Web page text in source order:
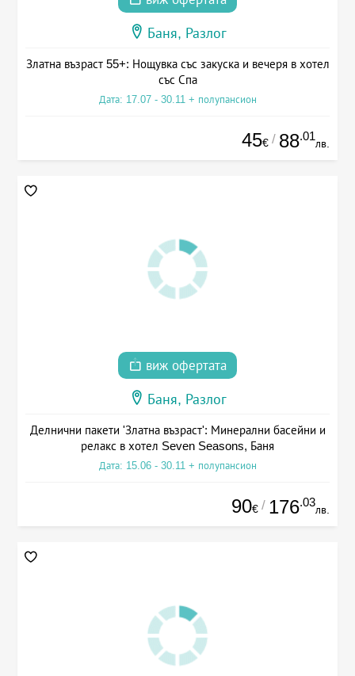
Баня, Разлог
Златна възраст 55+: Нощувка със закуска и вечеря в хотел
със Спа
Дата: 17.07 - 30.11 + полупансион
45€ / 88.01
лв.
виж офертата
Баня, Разлог
Делнични пакети 'Златна възраст': Минерални басейни и
релакс в хотел Seven Seasons, Баня
Дата: 15.06 - 30.11 + полупансион
90€ / 176.03
лв.